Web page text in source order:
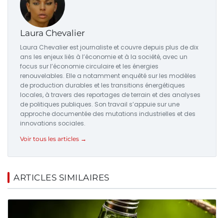
Laura Chevalier
Laura Chevalier est journaliste et couvre depuis plus de dix
ans les enjeux liés à l’économie et à la société, avec un
focus sur l’économie circulaire et les énergies
renouvelables. Elle a notamment enquêté sur les modèles
de production durables et les transitions énergétiques
locales, à travers des reportages de terrain et des analyses
de politiques publiques. Son travail s’appuie sur une
approche documentée des mutations industrielles et des
innovations sociales.
Voir tous les articles →
ARTICLES SIMILAIRES